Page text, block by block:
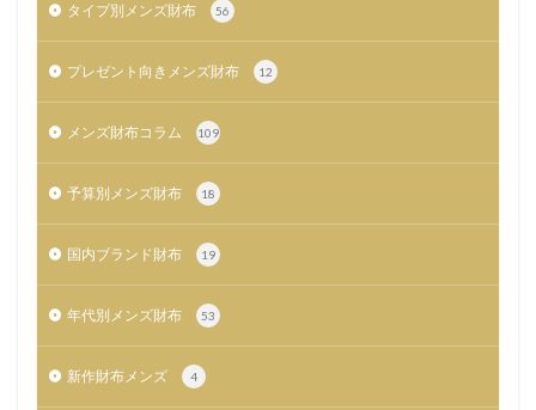
タイプ別メンズ財布 56
プレゼント向きメンズ財布 12
メンズ財布コラム 109
予算別メンズ財布 18
国内ブランド財布 19
年代別メンズ財布 53
新作財布メンズ 4